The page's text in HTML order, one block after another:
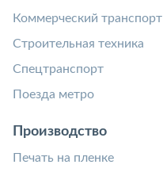
Коммерческий транспорт
Строительная техника
Спецтранспорт
Поезда метро
Производство
Печать на пленке